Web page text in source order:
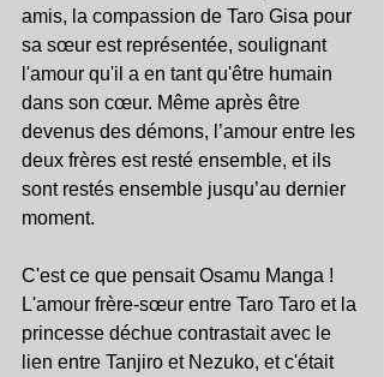
amis, la compassion de Taro Gisa pour
sa sœur est représentée, soulignant
l'amour qu'il a en tant qu'être humain
dans son cœur. Même après être
devenus des démons, l’amour entre les
deux frères est resté ensemble, et ils
sont restés ensemble jusqu’au dernier
moment.
C'est ce que pensait Osamu Manga !
L'amour frère-sœur entre Taro Taro et la
princesse déchue contrastait avec le
lien entre Tanjiro et Nezuko, et c'était